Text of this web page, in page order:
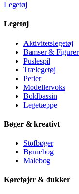
Legetøj
Legetøj
Aktivitetslegetøj
Bamser & Figurer
Puslespil
Trælegetøj
Perler
Modellervoks
Boldbassin
Legetæppe
Bøger & kreativt
Stofbøger
Børnebog
Malebog
Køretøjer & dukker